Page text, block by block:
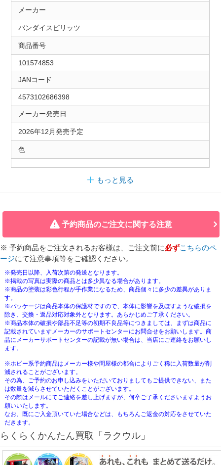
メーカー
バンダイスピリッツ
商品番号
101574853
JANコード
4573102686398
メーカー発売日
2026年12月発売予定
色
もっと見る
予約商品のご注文に関する注意
※ 予約商品をご注文されるお客様は、ご注文前に必ずこちらのペ
ージにて注意事項等をご確認ください。
※発売日以降、入荷次第の発送となります。
※掲載の写真は実際の商品とは多少異なる場合があります。
※商品の塗装は彩色行程が手作業になるため、商品個々に多少の差異がありま
す。
※パッケージは商品本体の保護材ですので、本体に影響を及ぼすような破損を
除き、交換・返品対応対象外となります。あらかじめご了承ください。
※商品本体の破損や部品不足等の初期不良品等につきましては、まずは商品に
記載されていますメーカーのサポートセンターにお問合せをお願いします。商
品にメーカーサポートセンターの記載が無い場合は、当店にご連絡をお願いし
ます。
※ホビー系予約商品はメーカー様や問屋様の都合によりごく稀に入荷数量が削
減されることがございます。
その為、ご予約のお申し込みをいただいておりましてもご提供できない、また
は数量を減らさせていただくことがございます。
その際はメールにてご連絡を差し上げますが、何卒ご了承くださいますようお
願いいたします。
なお、既にご入金頂いていた場合などは、もちろんご返金の対応をさせていた
だきます。
らくらくかんたん買取「ラクウル」